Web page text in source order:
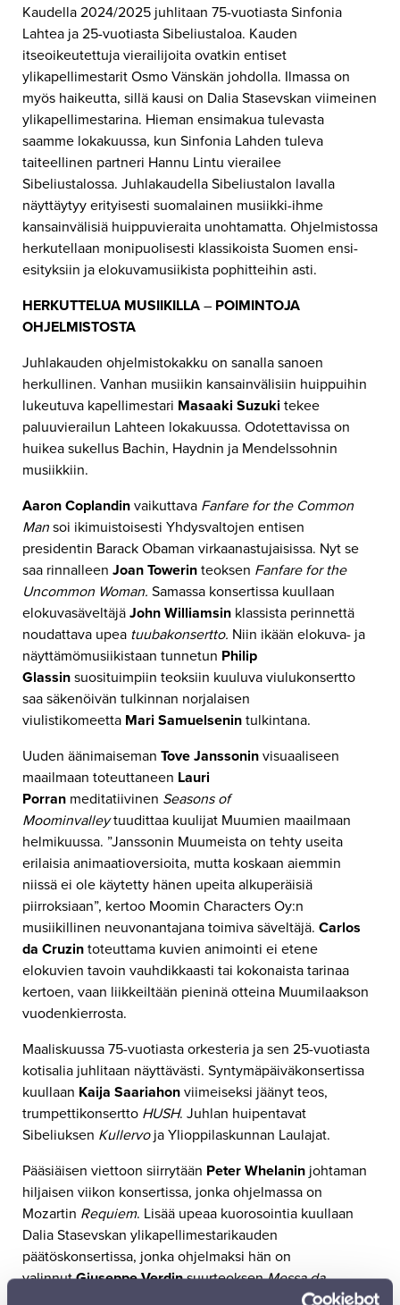
Kaudella 2024/2025 juhlitaan 75-vuotiasta Sinfonia
Lahtea ja 25-vuotiasta Sibeliustaloa. Kauden
itseoikeutettuja vierailijoita ovatkin entiset
ylikapellimestarit Osmo Vänskän johdolla. Ilmassa on
myös haikeutta, sillä kausi on Dalia Stasevskan viimeinen
ylikapellimestarina. Hieman ensimakua tulevasta
saamme lokakuussa, kun Sinfonia Lahden tuleva
taiteellinen partneri Hannu Lintu vierailee
Sibeliustalossa. Juhlakaudella Sibeliustalon lavalla
näyttäytyy erityisesti suomalainen musiikki-ihme
kansainvälisiä huippuvieraita unohtamatta. Ohjelmistossa
herkutellaan monipuolisesti klassikoista Suomen ensi-
esityksiin ja elokuvamusiikista pophitteihin asti.
HERKUTTELUA MUSIIKILLA– POIMINTOJA
OHJELMISTOSTA
Juhlakauden ohjelmistokakku on sanalla sanoen
herkullinen. Vanhan musiikin kansainvälisiin huippuihin
lukeutuva kapellimestari Masaaki Suzukitekee
paluuvierailun Lahteen lokakuussa. Odotettavissa on
huikea sukellus Bachin, Haydnin ja Mendelssohnin
musiikkiin.
Aaron Coplandinvaikuttava Fanfare for the Common
Mansoi ikimuistoisesti Yhdysvaltojen entisen
presidentin Barack Obaman virkaanastujaisissa. Nyt se
saa rinnalleen Joan Towerinteoksen Fanfare for the
Uncommon Woman. Samassa konsertissa kuullaan
elokuvasäveltäjäJohn Williamsin klassista perinnettä
noudattava upea tuubakonsertto. Niin ikään elokuva- ja
näyttämömusiikistaan tunnetun Philip
Glassinsuosituimpiin teoksiin kuuluva viulukonsertto
saa säkenöivän tulkinnan norjalaisen
viulistikomeetta Mari Samuelsenintulkintana.
Uuden äänimaiseman Tove Janssoninvisuaaliseen
maailmaan toteuttaneen Lauri
Porran meditatiivinen Seasons of
Moominvalleytuudittaa kuulijat Muumien maailmaan
helmikuussa. ”Janssonin Muumeista on tehty useita
erilaisia animaatioversioita, mutta koskaan aiemmin
niissä ei ole käytetty hänen upeita alkuperäisiä
piirroksiaan”, kertoo Moomin Characters Oy:n
musiikillinen neuvonantajana toimiva säveltäjä. Carlos
da Cruzintoteuttama kuvien animointi ei etene
elokuvien tavoin vauhdikkaasti tai kokonaista tarinaa
kertoen, vaan liikkeiltään pieninä otteina Muumilaakson
vuodenkierrosta.
Maaliskuussa 75-vuotiasta orkesteria ja sen 25-vuotiasta
kotisalia juhlitaan näyttävästi. Syntymäpäiväkonsertissa
kuullaan Kaija Saariahonviimeiseksi jäänyt teos,
trumpettikonsertto HUSH. Juhlan huipentavat
Sibeliuksen Kullervoja Ylioppilaskunnan Laulajat.
Pääsiäisen viettoon siirrytään Peter Whelanin johtaman
hiljaisen viikon konsertissa, jonka ohjelmassa on
Mozartin Requiem. Lisää upeaa kuorosointia kuullaan
Dalia Stasevskan ylikapellimestarikauden
päätöskonsertissa, jonka ohjelmaksi hän on
valinnutGiuseppe VerdinsuurteoksenMessa da